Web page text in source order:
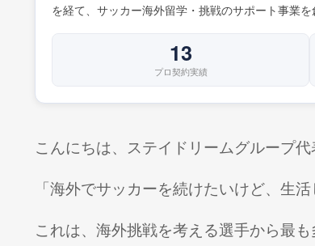
を経て、サッカー海外留学・挑戦のサポート事業
13
プロ契約実績
こんにちは、ステイドリームグループ代
「海外でサッカーを続けたいけど、生活
これは、海外挑戦を考える選手から最